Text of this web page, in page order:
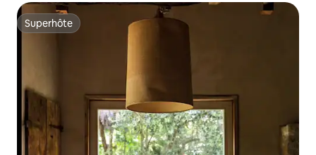
Superhôte
Superhôte